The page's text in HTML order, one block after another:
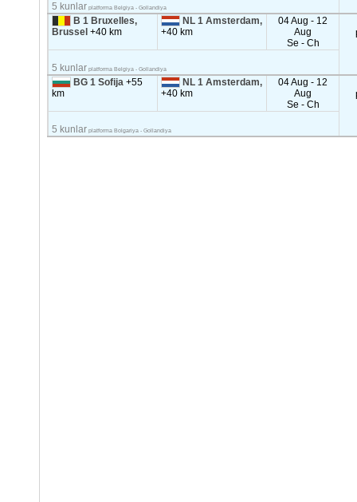
5 kunlar platforma Belgiya - Gollandiya
B 1 Bruxelles,
Brussel+40 km
NL 1 Amsterdam,
+40 km
04 Aug - 12
Aug
Se - Ch
5 kunlar platforma Belgiya - Gollandiya
BG 1 Sofija+55
km
NL 1 Amsterdam,
+40 km
04 Aug - 12
Aug
Se - Ch
5 kunlar platforma Bolgariya - Gollandiya